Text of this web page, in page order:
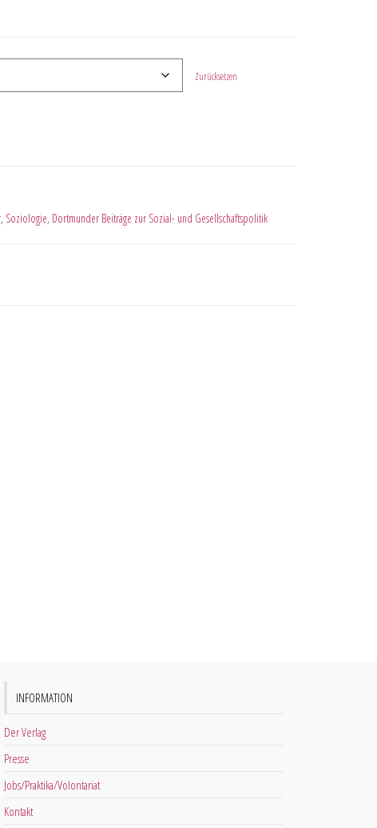
Zurücksetzen
, Soziologie, Dortmunder Beiträge zur Sozial- und Gesellschaftspolitik
INFORMATION
Der Verlag
Presse
Jobs/Praktika/Volontariat
Kontakt